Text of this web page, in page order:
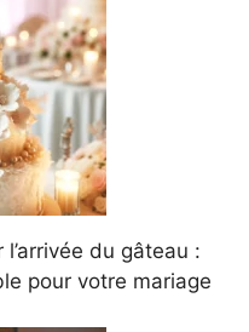
du gâteau :
pour votre mariage